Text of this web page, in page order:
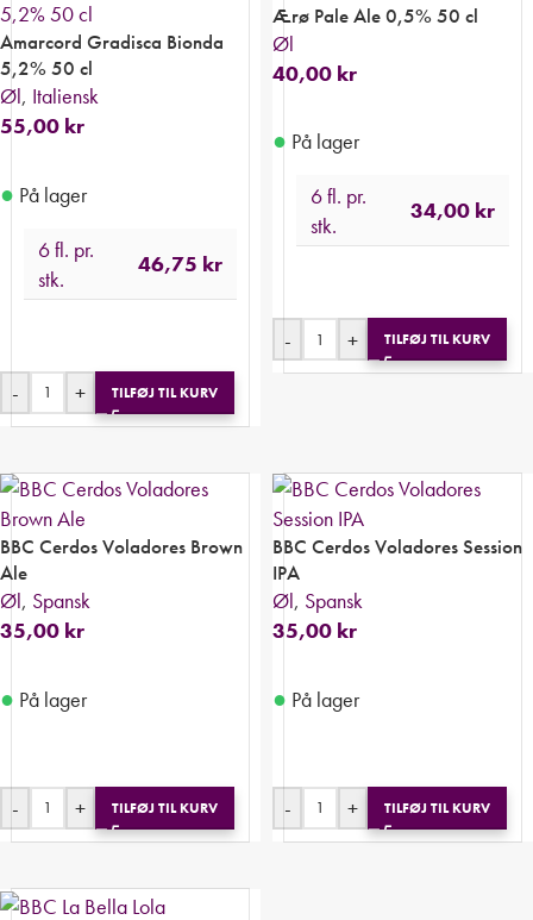
Amarcord Gradisca Bionda
5,2% 50 cl
Øl, Italiensk
55,00 kr
● På lager
6 fl. pr.
stk.
46,75 kr
- + TILFØJ TIL KURV
Ærø Pale Ale 0,5% 50 cl
Øl
40,00 kr
● På lager
6 fl. pr.
stk.
34,00 kr
- + TILFØJ TIL KURV
BBC Cerdos Voladores Brown
Ale
Øl, Spansk
35,00 kr
● På lager
- + TILFØJ TIL KURV
BBC Cerdos Voladores Session
IPA
Øl, Spansk
35,00 kr
● På lager
- + TILFØJ TIL KURV